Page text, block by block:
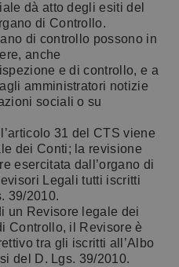
dà atto degli esiti del
di Controllo.
di controllo possono in
anche
e di controllo, e a
amministratori notizie
sociali o su
31 del CTS viene
dei Conti; la revisione
esercitata dall’organo di
Legali tutti iscritti
39/2010.
un Revisore legale dei
Controllo, il Revisore è
tra gli iscritti all’Albo
del D. Lgs. 39/2010.